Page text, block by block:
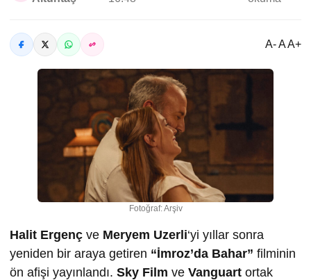
A- A A+
Fotoğraf: Arşiv
Halit Ergenç ve Meryem Uzerli‘yi yıllar sonra
yeniden bir araya getiren “İmroz’da Bahar” filminin
ön afişi yayınlandı. Sky Film ve Vanguart ortak